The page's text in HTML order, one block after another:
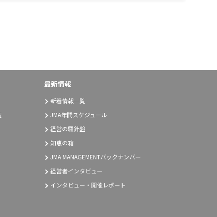
最新情報
新着情報一覧
JMA年間スケジュール
経営の羅針盤
知恵の箱
JMA MANAGEMENTバックナンバー
経営者インタビュー
インタビュー・開催レポート